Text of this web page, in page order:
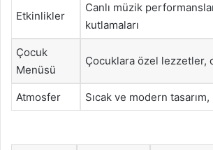
Etkinlikler
Canlı müzik
kutlamaları
Çocuk
Menüsü
Çocuklara özel lezzetler,
Atmosfer Sıcak ve modern